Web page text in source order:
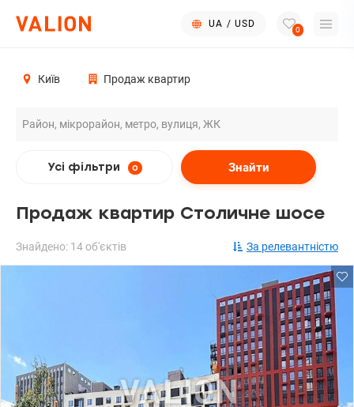
UA / USD
0
Київ Продаж квартир
Усі фільтри 0 Знайти
Продаж квартир Столичне шосе
Знайдено: 14 об'єктів За релевантністю